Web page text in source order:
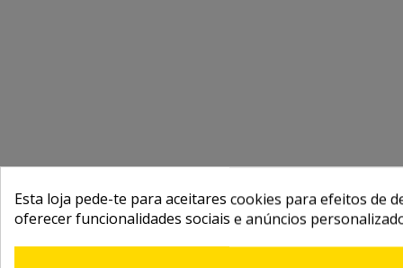
Esta loja pede-te para aceitares cookies para efeitos de
oferecer funcionalidades sociais e anúncios